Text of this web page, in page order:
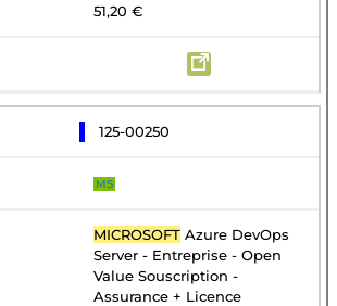
51,20 €
125-00250
MS
MICROSOFT Azure DevOps
Server - Entreprise - Open
Value Souscription -
Assurance + Licence